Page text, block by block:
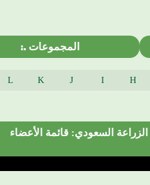
المجموعات
H
I
J
K
L
السعودي: قائمة الأعضاء